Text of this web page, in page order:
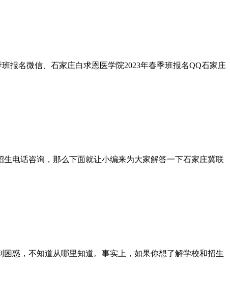
报名微信、石家庄白求恩医学院2023年春季班报名QQ石家庄
电话咨询，那么下面就让小编来为大家解答一下石家庄冀联
惑，不知道从哪里知道。事实上，如果你想了解学校和招生